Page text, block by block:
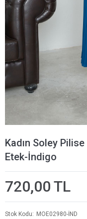
Kadın Soley
Etek-İndigo
720,00 TL
Stok Kodu
MOE02980-İND